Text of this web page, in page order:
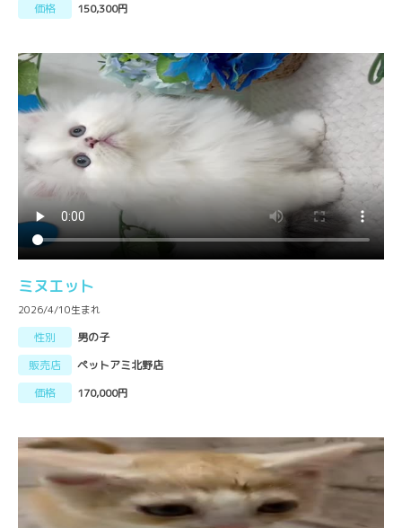
価格
150,300円
ミヌエット
2026/4/10生まれ
性別
男の子
販売店
ペットアミ北野店
価格
170,000円